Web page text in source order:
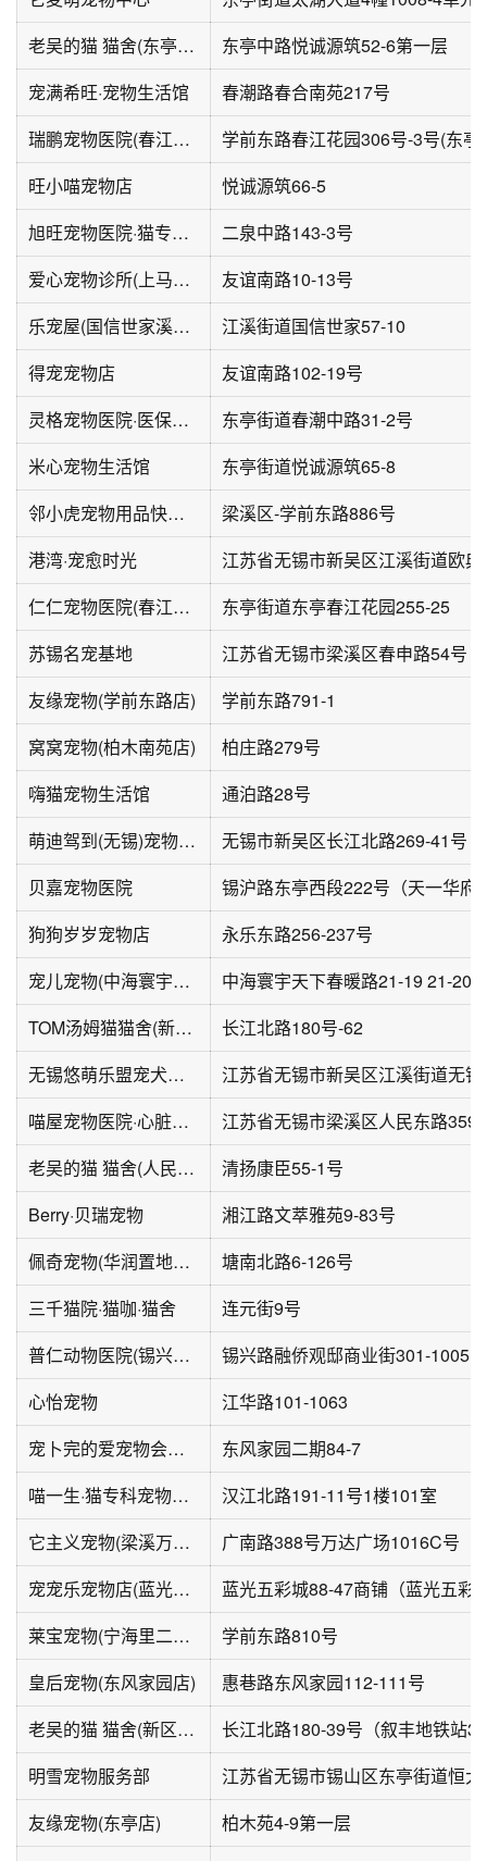
老吴的猫 猫舍(东亭店)
东亭中路悦诚源筑52-6第一层
宠满希旺·宠物生活馆
春潮路春合南苑217号
瑞鹏宠物医院(春江花园分院)
旺小喵宠物店
悦诚源筑66-5
旭旺宠物医院·猫专科·肿瘤专科
二泉中路143-3号
爱心宠物诊所(上马墩路店)
友谊南路10-13号
乐宠屋(国信世家溪园店)
江溪街道国信世家57-10
得宠宠物店
友谊南路102-19号
灵格宠物医院·医保定点
东亭街道春潮中路31-2号
米心宠物生活馆
东亭街道悦诚源筑65-8
邻小虎宠物用品快送超市(梁溪店)
梁溪区-学前东路886号
港湾·宠愈时光
仁仁宠物医院(春江花园B区店)
东亭街道东亭春江花园255-25
苏锡名宠基地
江苏省无锡市梁溪区春申路54号
友缘宠物(学前东路店)
学前东路791-1
窝窝宠物(柏木南苑店)
柏庄路279号
嗨猫宠物生活馆
通泊路28号
萌迪驾到(无锡)宠物服务有限公司
无锡市新吴区长江北路269-41号
贝嘉宠物医院
狗狗岁岁宠物店
永乐东路256-237号
宠儿宠物(中海寰宇天下店)
中海寰宇天下春暖路21-19 21-20
TOM汤姆猫猫舍(新区旗舰店)
长江北路180号-62
无锡悠萌乐盟宠犬舍猫舍宠物基地·宠物市场
喵屋宠物医院·心脏专科·老年病专科·中心医院(人民东路总院)
江苏省无锡市梁溪区人民东路359
老吴的猫 猫舍(人民医院店)
清扬康臣55-1号
Berry·贝瑞宠物
湘江路文萃雅苑9-83号
佩奇宠物(华润置地公元九里店)
塘南北路6-126号
三千猫院·猫咖·猫舍
连元街9号
普仁动物医院(锡兴路店)
锡兴路融侨观邸商业街301-1005
心怡宠物
江华路101-1063
宠卜完的爱宠物会所(东风家园店)
东风家园二期84-7
喵一生·猫专科宠物医院·心脏专科
汉江北路191-11号1楼101室
它主义宠物(梁溪万达店)
宠宠乐宠物店(蓝光五彩华庭店)
莱宝宠物(宁海里二期店)
学前东路810号
皇后宠物(东风家园店)
惠巷路东风家园112-111号
老吴的猫 猫舍(新区店)
明雪宠物服务部
友缘宠物(东亭店)
柏木苑4-9第一层